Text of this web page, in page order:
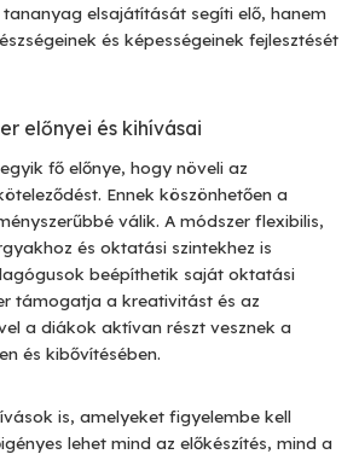
elsajátítását segíti elő, hanem
és képességeinek fejlesztését
előnyei és kihívásai
fő előnye, hogy növeli az
Ennek köszönhetően a
válik. A módszer flexibilis,
és oktatási szintekhez is
beépíthetik saját oktatási
támogatja a kreativitást és az
a diákok aktívan részt vesznek a
és kibővítésében.
is, amelyeket figyelembe kell
lehet mind az előkészítés, mind a